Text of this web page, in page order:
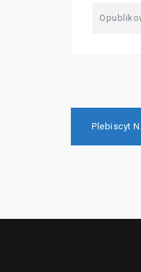
wpisu
Plebiscyt